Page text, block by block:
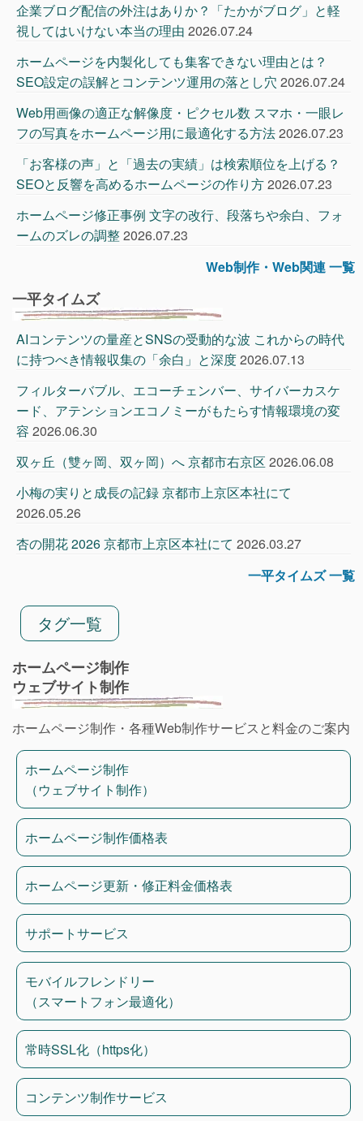
企業ブログ配信の外注はありか？「たかがブログ」と軽
視してはいけない本当の理由 2026.07.24
ホームページを内製化しても集客できない理由とは？
SEO設定の誤解とコンテンツ運用の落とし穴 2026.07.24
Web用画像の適正な解像度・ピクセル数 スマホ・一眼レ
フの写真をホームページ用に最適化する方法2026.07.23
「お客様の声」と「過去の実績」は検索順位を上げる？
SEOと反響を高めるホームページの作り方2026.07.23
ホームページ修正事例 文字の改行、段落ちや余白、フォ
ームのズレの調整2026.07.23
Web制作・Web関連 一覧
一平タイムズ
AIコンテンツの量産とSNSの受動的な波 これからの時代
に持つべき情報収集の「余白」と深度2026.07.13
フィルターバブル、エコーチェンバー、サイバーカスケ
ード、アテンションエコノミーがもたらす情報環境の変
容 2026.06.30
双ヶ丘（雙ヶ岡、双ヶ岡）へ 京都市右京区 2026.06.08
小梅の実りと成長の記録 京都市上京区本社にて
2026.05.26
杏の開花 2026 京都市上京区本社にて 2026.03.27
一平タイムズ 一覧
タグ一覧
ホームページ制作
ウェブサイト制作
ホームページ制作・各種Web制作サービスと料金のご案内
ホームページ制作
（ウェブサイト制作）
ホームページ制作価格表
ホームページ更新・修正料金価格表
サポートサービス
モバイルフレンドリー
（スマートフォン最適化）
常時SSL化（https化）
コンテンツ制作サービス